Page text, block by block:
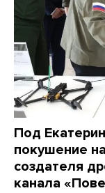
Под
покушение
создателя
канала